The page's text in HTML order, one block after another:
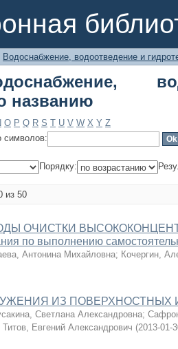
Водоснабжение, водоотведение и
названию
O P Q R S T U V W X Y Z
символов:
Порядку:
из 50
ОЧИСТКИ
по выполнению
Антонина Михайловна; Кочергин,
ИЗ ПОВЕРХНОСТНЫХ
Светлана Александровна;
Титов, Евгений Александрович (2013-01-